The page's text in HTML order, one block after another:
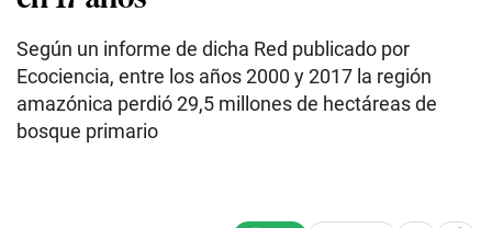
Según un informe de dicha Red publicado por
Ecociencia, entre los años 2000 y 2017 la región
amazónica perdió 29,5 millones de hectáreas de
bosque primario